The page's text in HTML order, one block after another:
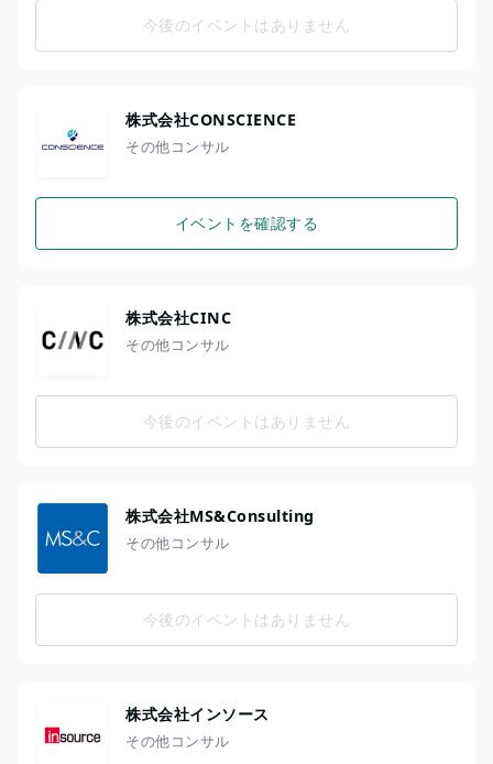
今後のイベントはありません
株式会社CONSCIENCE
その他コンサル
イベントを確認する
株式会社CINC
その他コンサル
今後のイベントはありません
株式会社MS&Consulting
その他コンサル
今後のイベントはありません
株式会社インソース
その他コンサル